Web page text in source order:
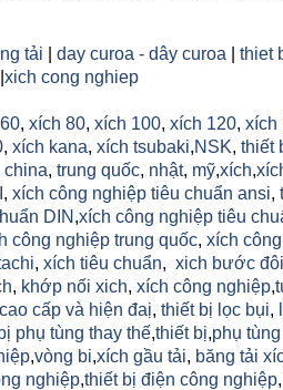
tải day curoa - dây curoa thiet
xich cong nghiep
, xích 80, xích 100, xích 120, xích
, xích kana, xích tsubaki,NSK, thiết
china, trung quốc, nhật, mỹ,xích,
, xích công nghiệp tiêu chuẩn ansi,
DIN ,xích công nghiệp tiêu
công nghiệp trung quốc, xích
, xích tiêu chuẩn, xich bước đôi
, khớp nối xich, xích công nghiệp,
cấp và hiện đaị, thiết bị lọc bụi,
phụ tùng thay thế,thiết bị,phụ
,vòng bi,xích gầu tải, băng tải
nghiệp,thiết bị điện công nghiệp,